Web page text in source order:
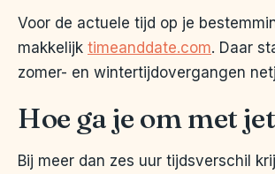
Voor de actuele tijd op je
makkelijk timeanddate.com. Daar
zomer- en wintertijdovergangen
Hoe ga je om met
Bij meer dan zes uur tijdsverschil